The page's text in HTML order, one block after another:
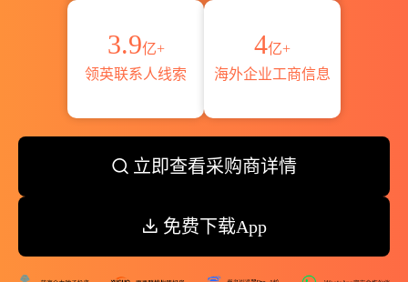
3.9亿+
领英联系人线索
4亿+
海外企业工商信息
立即查看采购商详情
免费下载App